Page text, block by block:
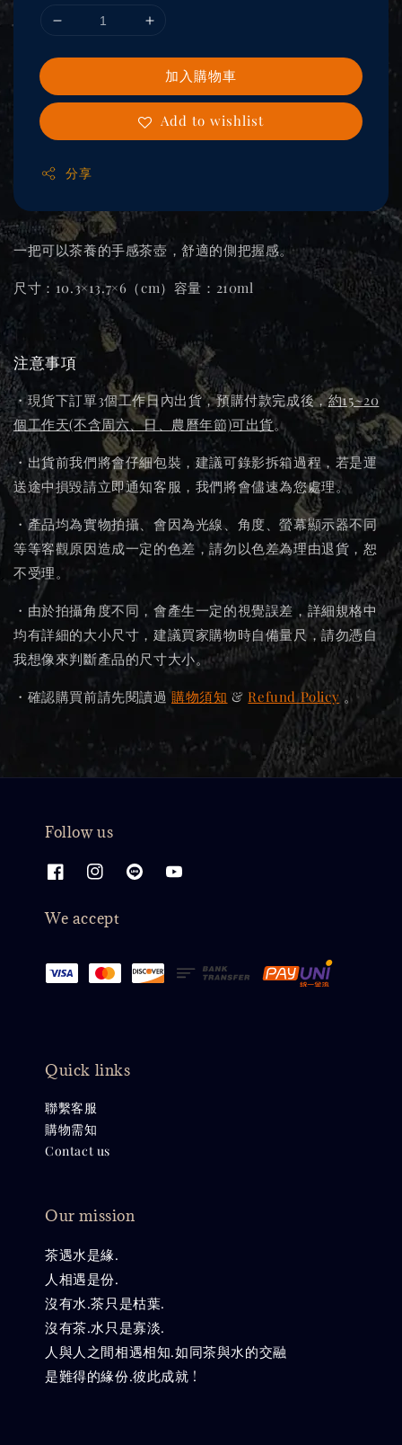
加入購物車
Add to wishlist
分享
一把可以茶養的手感茶壺，舒適的側把握感。
尺寸：10.3×13.7×6（cm）容量：210ml
注意事項
・現貨下訂單3個工作日內出貨，預購付款完成後，約15~20
個工作天(不含周六、日、農曆年節)可出貨。
・出貨前我們將會仔細包裝，建議可錄影拆箱過程，若是運
送途中損毀請立即通知客服，我們將會儘速為您處理。
・產品均為實物拍攝、會因為光線、角度、螢幕顯示器不同
等等客觀原因造成一定的色差，請勿以色差為理由退貨，恕
不受理。
・由於拍攝角度不同，會產生一定的視覺誤差，詳細規格中
均有詳細的大小尺寸，建議買家購物時自備量尺，請勿憑自
我想像來判斷產品的尺寸大小。
・確認購買前請先閱讀過購物須知 &Refund Policy。
Follow us
We accept
Quick links
聯繫客服
購物需知
Contact us
Our mission
茶遇水是緣.
人相遇是份.
沒有水.茶只是枯葉.
沒有茶.水只是寡淡.
人與人之間相遇相知.如同茶與水的交融
是難得的緣份.彼此成就 !